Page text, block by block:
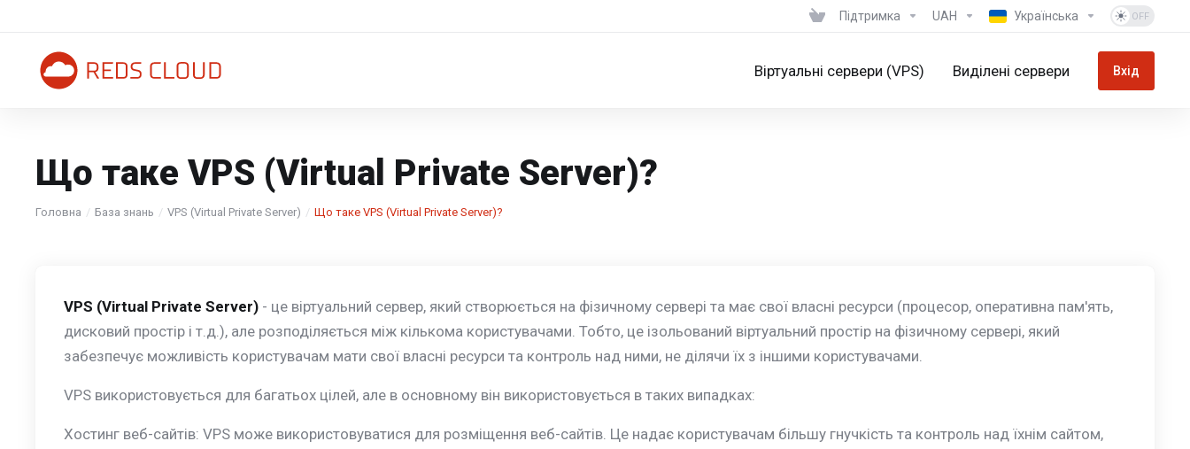
Підтримка UAH Українська
Віртуальні сервери (VPS) Виділені сервери Вхід
Що таке VPS (Virtual Private Server)?
Головна База знань VPS (Virtual Private Server) Що таке VPS (Virtual Private Server)?
VPS (Virtual Private Server) - це віртуальний сервер, який створюється на фізичному сервері та має свої власні ресурси (процесор, оперативна пам'ять,
дисковий простір і т.д.), але розподіляється між кількома користувачами. Тобто, це ізольований віртуальний простір на фізичному сервері, який
забезпечує можливість користувачам мати свої власні ресурси та контроль над ними, не ділячи їх з іншими користувачами.
VPS використовується для багатьох цілей, але в основному він використовується в таких випадках:
Хостинг веб-сайтів: VPS може використовуватися для розміщення веб-сайтів. Це надає користувачам більшу гнучкість та контроль над їхнім сайтом,